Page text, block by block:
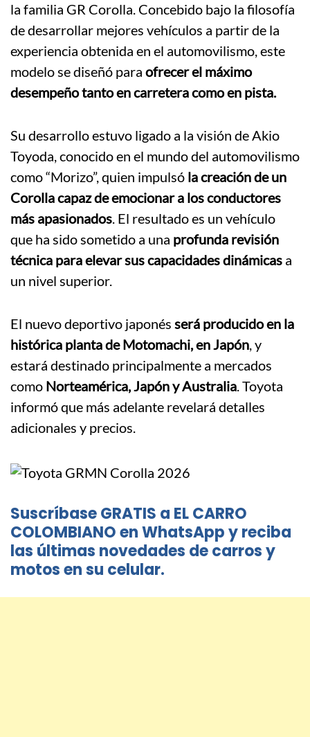
la familia GR Corolla. Concebido bajo la filosofía
de desarrollar mejores vehículos a partir de la
experiencia obtenida en el automovilismo, este
modelo se diseñó para ofrecer el máximo
desempeño tanto en carretera como en pista.
Su desarrollo estuvo ligado a la visión de Akio
Toyoda, conocido en el mundo del automovilismo
como “Morizo”, quien impulsó la creación de un
Corolla capaz de emocionar a los conductores
más apasionados. El resultado es un vehículo
que ha sido sometido a una profunda revisión
técnica para elevar sus capacidades dinámicas a
un nivel superior.
El nuevo deportivo japonés será producido en la
histórica planta de Motomachi, en Japón, y
estará destinado principalmente a mercados
como Norteamérica, Japón y Australia. Toyota
informó que más adelante revelará detalles
adicionales y precios.
Suscríbase GRATIS a EL CARRO
COLOMBIANO en WhatsApp y reciba
las últimas novedades de carros y
motos en su celular.